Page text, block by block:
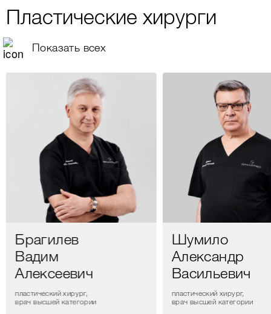
Пластические хирурги
Показать всех
Брагилев
Вадим
Алексеевич
пластический хирург,
врач высшей категории
Шумило
Александр
Васильевич
пластический хирург,
врач высшей категории